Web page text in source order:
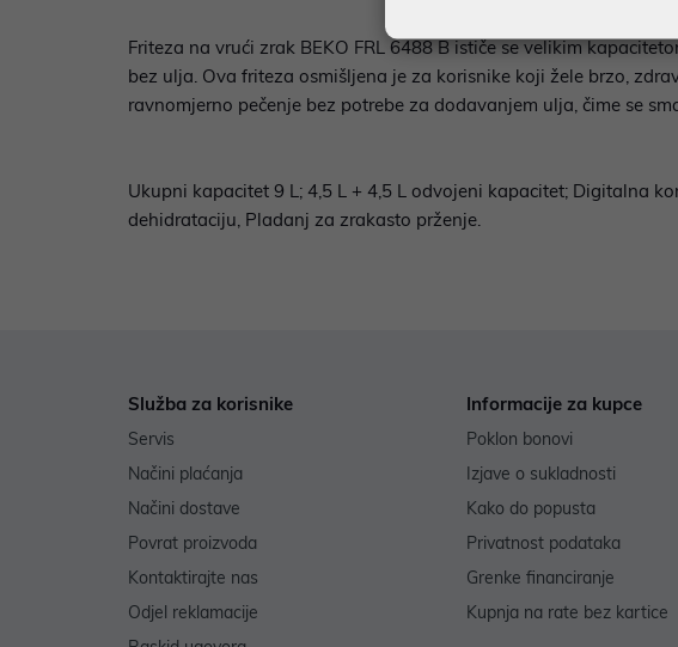
Friteza na vrući zrak BEKO FRL 6488 B ističe se velikim
bez ulja. Ova friteza osmišljena je za korisnike koji žele brzo,
ravnomjerno pečenje bez potrebe za dodavanjem ulja, čime se
Ukupni kapacitet 9 L; 4,5 L + 4,5 L odvojeni kapacitet; Digitalna
dehidrataciju, Pladanj za zrakasto prženje.
Služba za korisnike
Servis
Načini plaćanja
Načini dostave
Povrat proizvoda
Kontaktirajte nas
Odjel reklamacije
Informacije za kupce
Poklon bonovi
Izjave o sukladnosti
Kako do popusta
Privatnost podataka
Grenke financiranje
Kupnja na rate bez kartice